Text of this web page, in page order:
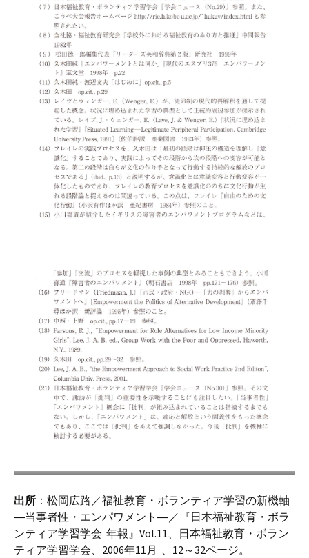
出所 ：松岡広路／福祉教育・ボランティア学習の新機軸
―当事者性・エンパワメント―／『日本福祉教育・ボラ
ンティア学習学会 年報』Vol.11、日本福祉教育・ボラン
ティア学習学会、2006年11月 、12～32ページ。